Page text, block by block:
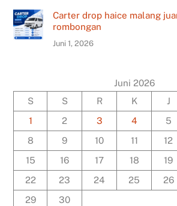
Carter drop haice malang
rombongan
Juni 1, 2026
Juni 2026
S
S R K J
1
2 3 4 5
8
9 10 11 12
15
16 17 18 19
22
23 24 25 26
29
30